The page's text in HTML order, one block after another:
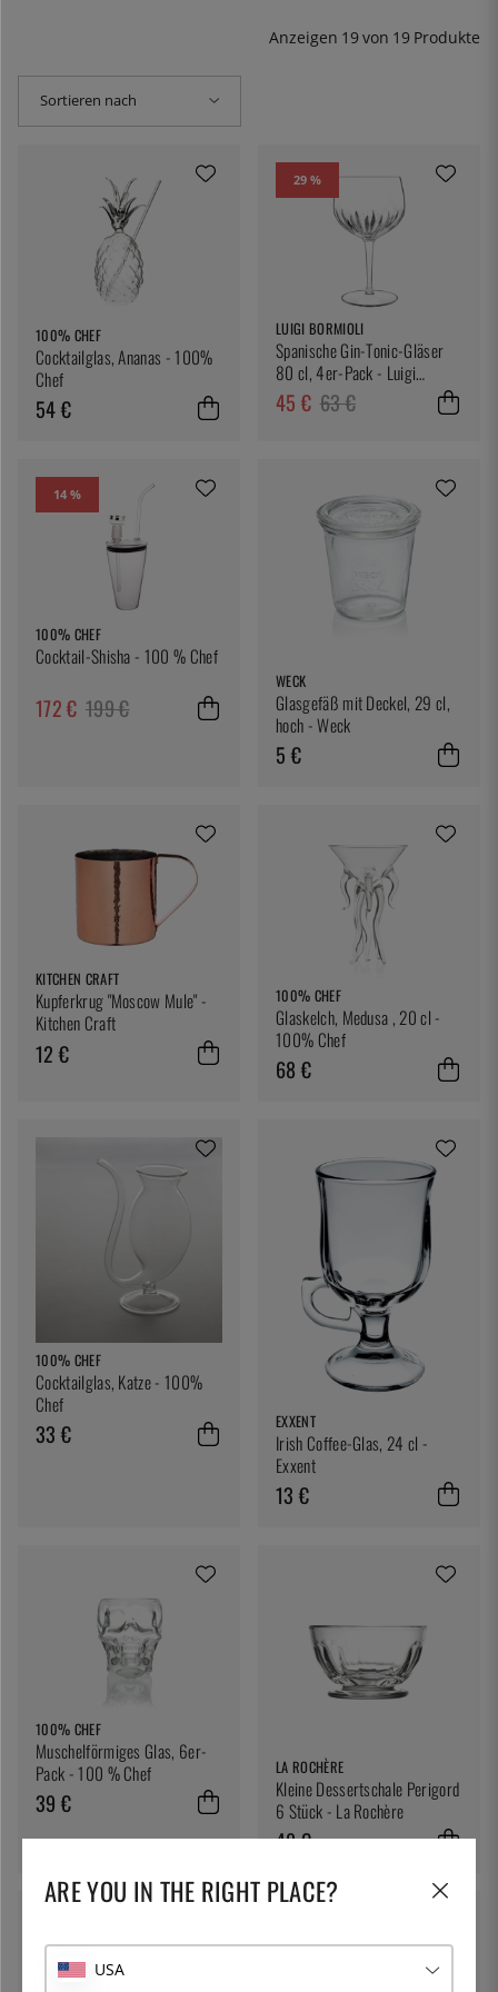
Anzeigen 19von 19 Produkte
Sortieren nach
100% CHEF
Cocktailglas, Ananas - 100%
Chef
54 €
29 %
LUIGI BORMIOLI
Spanische Gin-Tonic-Gläser
80 cl, 4er-Pack - Luigi
Bormioli
45 € 63 €
14 %
100% CHEF
Cocktail-Shisha - 100 % Chef
172 € 199 €
WECK
Glasgefäß mit Deckel, 29 cl,
hoch - Weck
5 €
KITCHEN CRAFT
Kupferkrug "Moscow Mule" -
Kitchen Craft
12 €
100% CHEF
Glaskelch, Medusa , 20 cl -
100% Chef
68 €
100% CHEF
Cocktailglas, Katze - 100%
Chef
33 € EXXENT
Irish Coffee-Glas, 24 cl -
Exxent
13 €
100% CHEF
Muschelförmiges Glas, 6er-
Pack - 100 % Chef
39 €
LA ROCHÈRE
Kleine Dessertschale Perigord
6 Stück - La Rochère
48 €
ARE YOU IN THE RIGHT PLACE?
USA